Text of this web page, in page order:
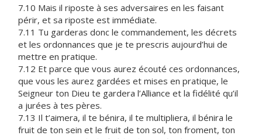
7.10 Mais il riposte à ses adversaires en les faisant
périr, et sa riposte est immédiate.
7.11 Tu garderas donc le commandement, les décrets
et les ordonnances que je te prescris aujourd’hui de
mettre en pratique.
7.12 Et parce que vous aurez écouté ces ordonnances,
que vous les aurez gardées et mises en pratique, le
Seigneur ton Dieu te gardera l’Alliance et la fidélité qu’il
a jurées à tes pères.
7.13 Il t’aimera, il te bénira, il te multipliera, il bénira le
fruit de ton sein et le fruit de ton sol, ton froment, ton